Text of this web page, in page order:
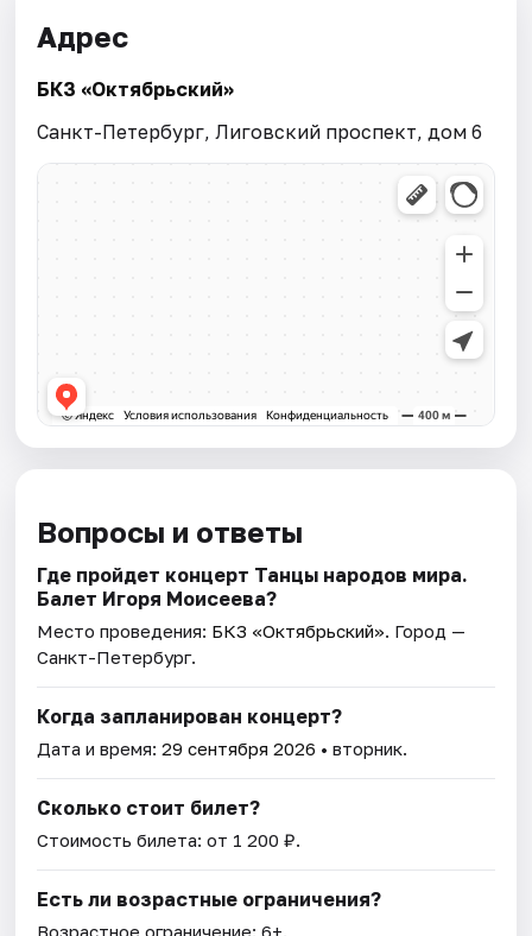
Адрес
БКЗ «Октябрьский»
Санкт-Петербург, Лиговский проспект, дом 6
Вопросы и ответы
Где пройдет концерт Танцы народов мира.
Балет Игоря Моисеева?
Место проведения: БКЗ «Октябрьский». Город —
Санкт-Петербург.
Когда запланирован концерт?
Дата и время:29 сентября 2026 • вторник.
Сколько стоит билет?
Стоимость билета: от 1 200 ₽.
Есть ли возрастные ограничения?
Возрастное ограничение: 6+.